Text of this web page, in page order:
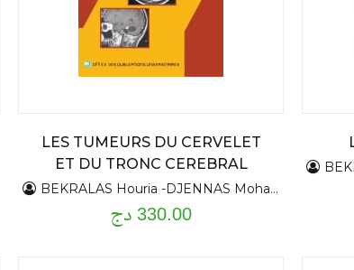
LES TUMEURS DU CERVELET
ET DU TRONC CEREBRAL
CHEZ L'ADULTE
BEKRALAS Houria -DJENNAS Mohamed
330.00 دج